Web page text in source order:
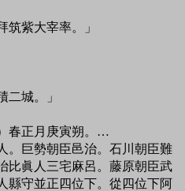
筑紫大宰率。」
二城。」
春正月庚寅朔。…
。巨勢朝臣邑治。石川朝臣難
比眞人三宅麻呂。藤原朝臣武
縣守並正四位下。從四位下阿